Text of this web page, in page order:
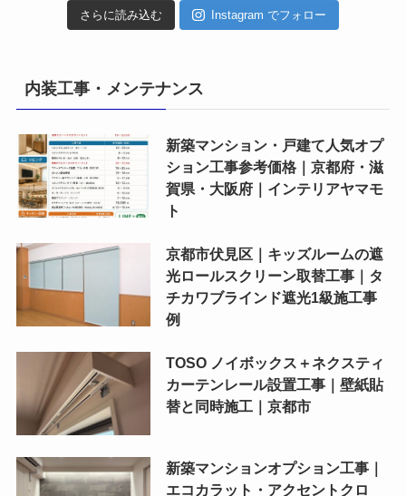
さらに読み込む Instagram でフォロー
内装工事・メンテナンス
新築マンション・戸建て人気オプ
ション工事参考価格｜京都府・滋
賀県・大阪府｜インテリアヤマモ
ト
京都市伏見区｜キッズルームの遮
光ロールスクリーン取替工事｜タ
チカワブラインド遮光1級施工事
例
TOSO ノイボックス＋ネクスティ
カーテンレール設置工事｜壁紙貼
替と同時施工｜京都市
新築マンションオプション工事｜
エコカラット・アクセントクロ